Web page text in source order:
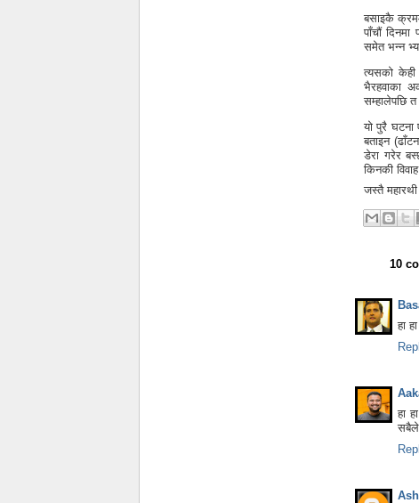
बसाइकै
पाँचौं
समेत भन्न
त्यसको केही
भैरहवाका
सम्हालेपछि
यो पुरै
बताइन
डेरा गरेर
किनकी
जस्तै
10
हा
हा
सबैले